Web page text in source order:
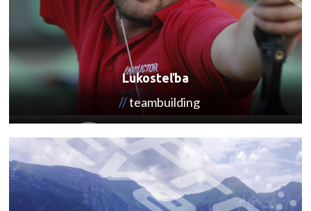
Lukosteľba
teambuilding